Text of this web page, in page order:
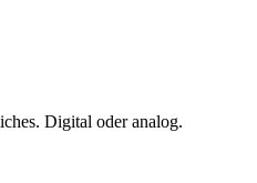
Digi­tal oder analog.